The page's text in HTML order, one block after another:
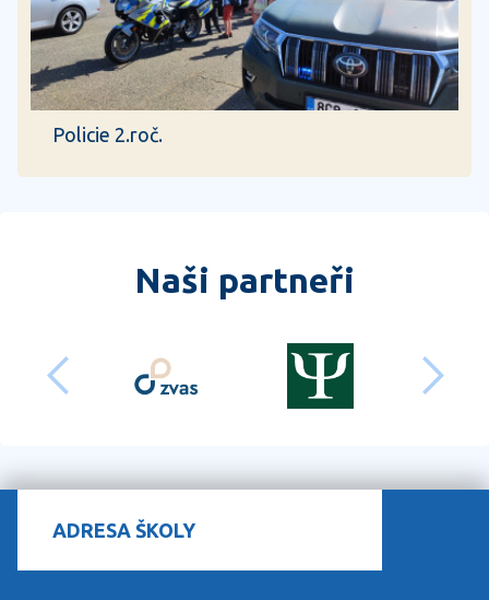
Policie 2.roč.
Naši partneři
ADRESA ŠKOLY